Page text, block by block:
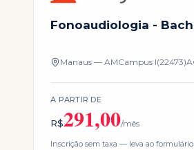
Fonoaudiologia -
Manaus — AMCampus
A PARTIR DE
R$291,00/mês
Inscrição sem taxa — leva ao